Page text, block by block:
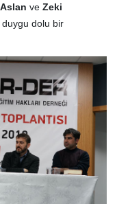
ve Zeki
duygu dolu bir